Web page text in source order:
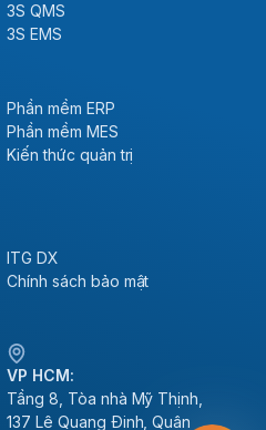
3S QMS
3S EMS
Phần mềm ERP
Phần mềm MES
Kiến thức quản trị
ITG DX
Chính sách bảo mật
VP HCM:
Tầng 8, Tòa nhà Mỹ Thịnh,
137 Lê Quang Định, Quận